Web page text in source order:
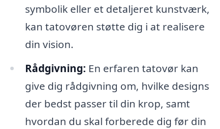
symbolik eller et detaljeret kunstværk,
kan tatovøren støtte dig i at realisere
din vision.
Rådgivning: En erfaren tatovør kan
give dig rådgivning om, hvilke designs
der bedst passer til din krop, samt
hvordan du skal forberede dig før din